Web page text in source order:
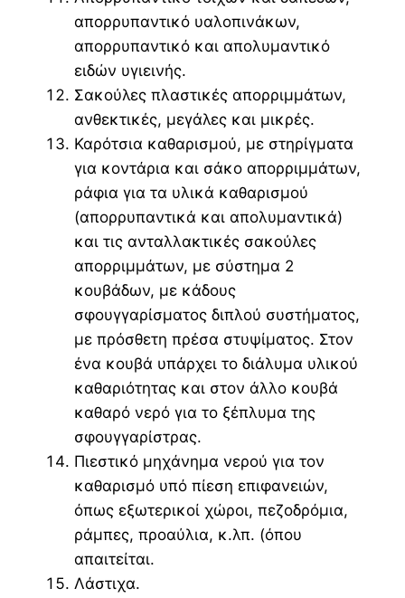
απορρυπαντικό υαλοπινάκων,
απορρυπαντικό και απολυμαντικό
ειδών υγιεινής.
Σακούλες πλαστικές απορριμμάτων,
ανθεκτικές, μεγάλες και μικρές.
Καρότσια καθαρισμού, με στηρίγματα
για κοντάρια και σάκο απορριμμάτων,
ράφια για τα υλικά καθαρισμού
(απορρυπαντικά και απολυμαντικά)
και τις ανταλλακτικές σακούλες
απορριμμάτων, με σύστημα 2
κουβάδων, με κάδους
σφουγγαρίσματος διπλού συστήματος,
με πρόσθετη πρέσα στυψίματος. Στον
ένα κουβά υπάρχει το διάλυμα υλικού
καθαριότητας και στον άλλο κουβά
καθαρό νερό για το ξέπλυμα της
σφουγγαρίστρας.
Πιεστικό μηχάνημα νερού για τον
καθαρισμό υπό πίεση επιφανειών,
όπως εξωτερικοί χώροι, πεζοδρόμια,
ράμπες, προαύλια, κ.λπ. (όπου
απαιτείται.
Λάστιχα.